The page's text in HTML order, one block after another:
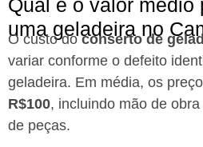
Qual é o valor médio
uma geladeira no
O custo doconserto de
variar conforme o defeito
geladeira. Em média, os
R$100, incluindo mão de
de peças.